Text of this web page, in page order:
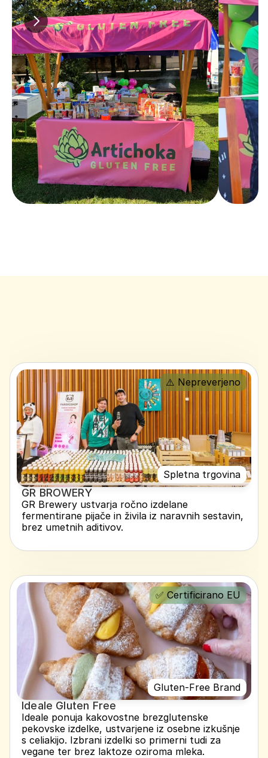
Spletna trgovina
⚠️ Nepreverjeno
GR BROWERY
GR Brewery ustvarja ročno izdelane
fermentirane pijače in živila iz naravnih sestavin,
brez umetnih aditivov.
Gluten-Free Brand
✅ Certificirano EU
Ideale Gluten Free
Ideale ponuja kakovostne brezglutenske
pekovske izdelke, ustvarjene iz osebne izkušnje
s celiakijo. Izbrani izdelki so primerni tudi za
vegane ter brez laktoze oziroma mleka.